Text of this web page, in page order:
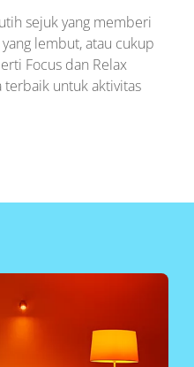
sejuk yang memberi
lembut, atau cukup
Focus dan Relax
terbaik untuk aktivitas